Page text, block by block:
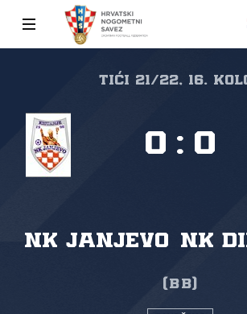
Tići 21/22, 16.
NK Janjevo NK
0 : 0
(BB)